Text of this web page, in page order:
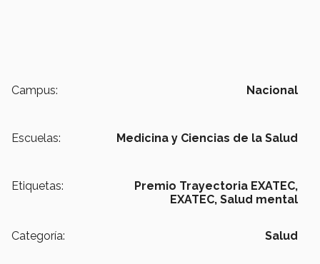
Campus: Nacional
Escuelas: Medicina y Ciencias de la Salud
Etiquetas:
Premio Trayectoria EXATEC,
EXATEC, Salud mental
Categoría: Salud